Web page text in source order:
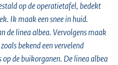
op de operatietafel, bedekt
Ik maak een snee in huid.
de linea albea. Vervolgens maak
bekend een vervelend
de buikorganen. De linea albea